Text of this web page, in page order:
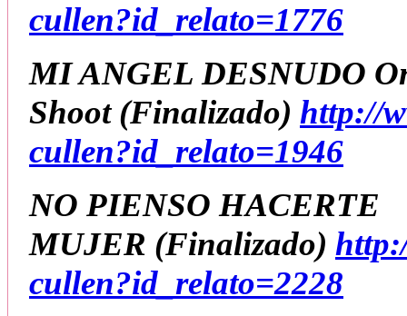
cullen?id_relato=1776
MI ANGEL DESNUDO
Shoot (Finalizado) http://
cullen?id_relato=1946
NO PIENSO HACERTE
MUJER (Finalizado)
cullen?id_relato=2228